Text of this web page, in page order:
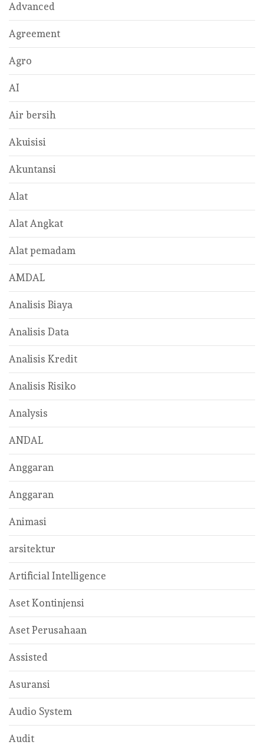
Advanced
Agreement
Agro
AI
Air bersih
Akuisisi
Akuntansi
Alat
Alat Angkat
Alat pemadam
AMDAL
Analisis Biaya
Analisis Data
Analisis Kredit
Analisis Risiko
Analysis
ANDAL
Anggaran
Anggaran
Animasi
arsitektur
Artificial Intelligence
Aset Kontinjensi
Aset Perusahaan
Assisted
Asuransi
Audio System
Audit